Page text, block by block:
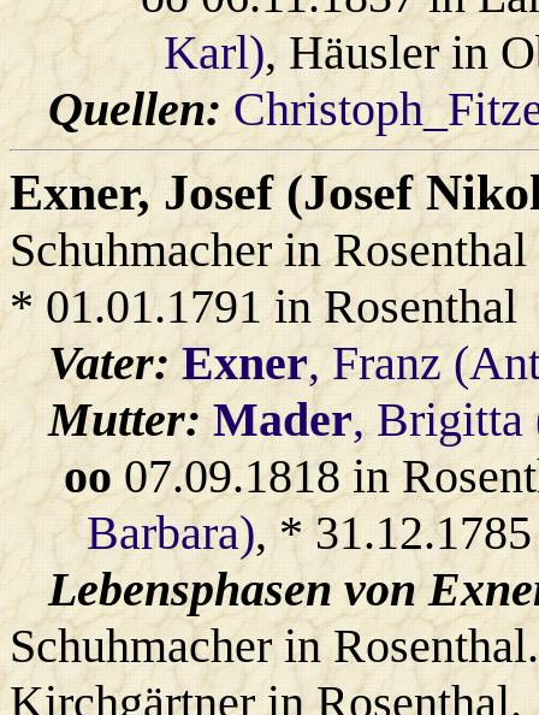
Karl), Häusler in
Quellen:
Exner, Josef (Josef
Schuhmacher in Rosenthal
* 01.01.1791 in Rosenthal
Vater:Exner, Franz
Mutter:Mader, Brigitta
oo07.09.1818 in
Barbara), *
Lebensphasen von
Schuhmacher in Rosenthal.
Kirchgärtner in Rosenthal.